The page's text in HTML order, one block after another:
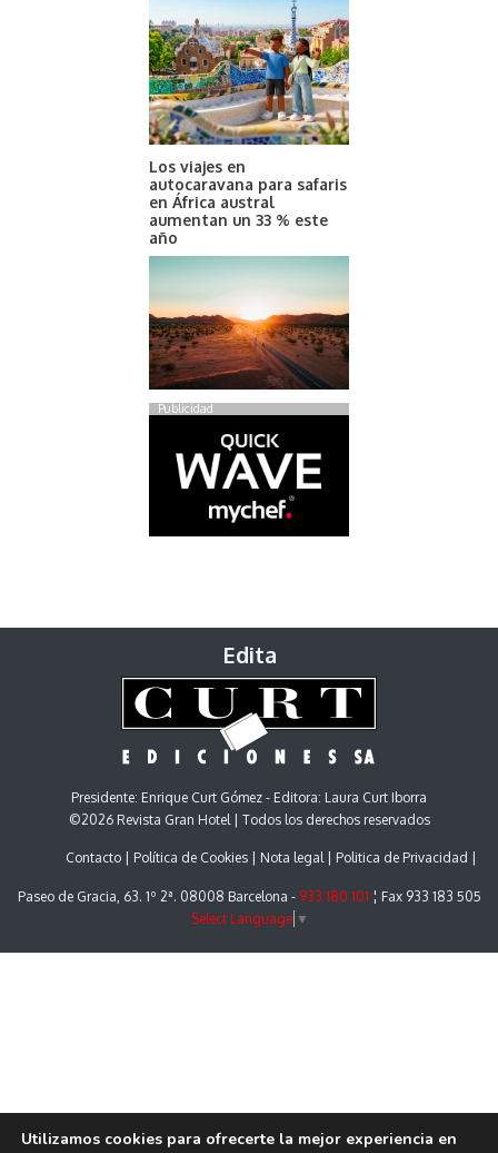
Los viajes en
autocaravana para safaris
en África austral
aumentan un 33 % este
año
Publicidad
Edita
Presidente: Enrique Curt Gómez - Editora: Laura Curt Iborra
©2026 Revista Gran Hotel | Todos los derechos reservados
Contacto Política de Cookies Nota legal Politica de Privacidad
Paseo de Gracia, 63. 1º 2ª. 08008 Barcelona - 933 180 101 ¦ Fax 933 183 505
Select Language ▼
Utilizamos cookies para ofrecerte la mejor experiencia en